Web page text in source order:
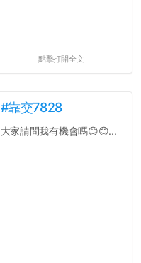
點擊打開全文
#靠交7828
大家請問我有機會嗎😊😊...